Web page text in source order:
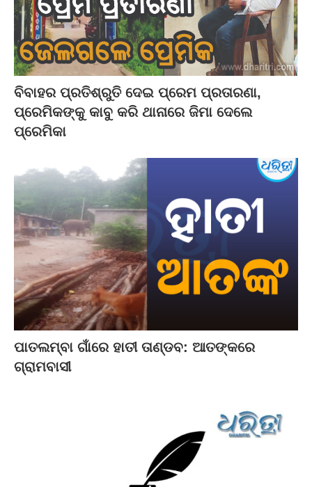
ବିବାହର ପ୍ରତିଶ୍ରୁତି ଦେଇ ପ୍ରେମ ପ୍ରତାରଣା,
ପ୍ରେମିକଙ୍କୁ କାବୁ କରି ଥାନାରେ ଜିମା ଦେଲେ
ପ୍ରେମିକା
ପାତଲମ୍ବା ଗାଁରେ ହାତୀ ତାଣ୍ଡବ: ଆତଙ୍କରେ
ଗ୍ରାମବାସୀ